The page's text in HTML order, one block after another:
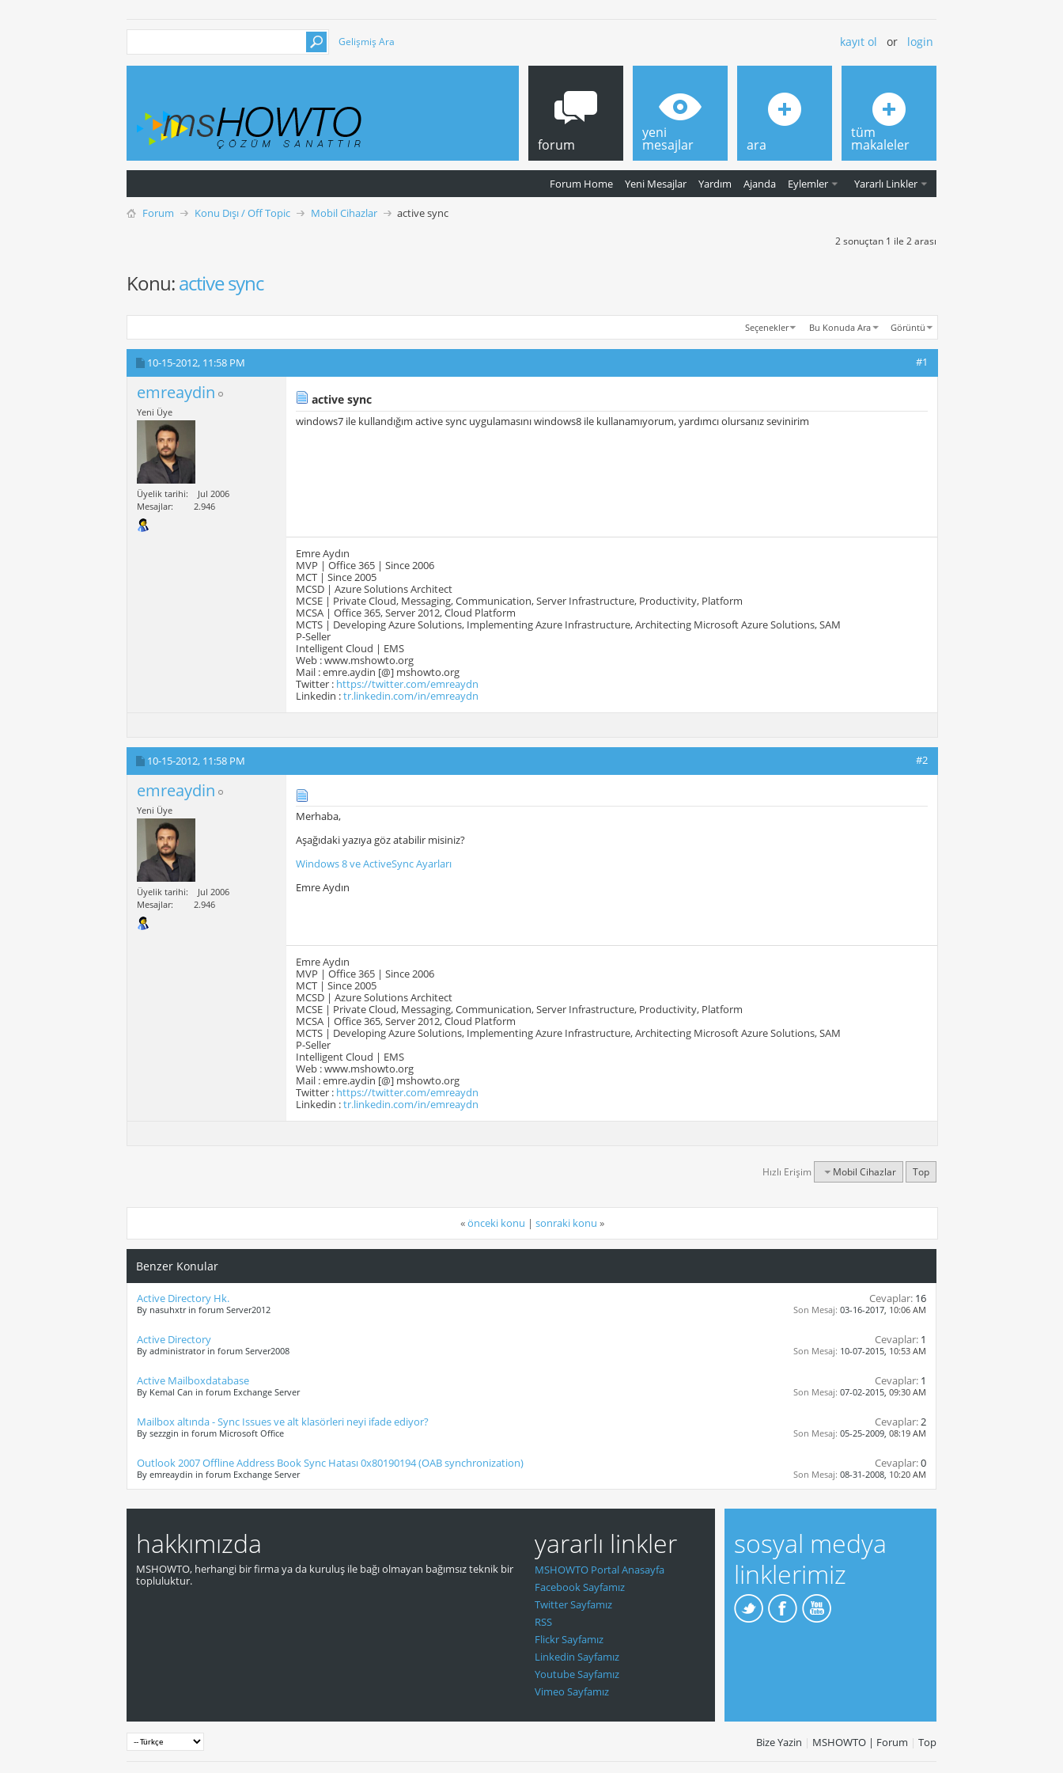
Gelişmiş Ara kayıt ol or login
forum
Forum Home Yeni Mesajlar Yardım Ajanda Eylemler Yararlı Linkler
yeni
mesajlar ara
tüm
makaleler
Forum Konu Dışı / Off Topic Mobil Cihazlar active sync
2 sonuçtan 1 ile 2 arası
Konu:active sync
Seçenekler Bu Konuda Ara Görüntü
10-15-2012, 11:58 PM #1
emreaydin
Yeni Üye
Üyelik tarihi
Jul 2006
Mesajlar
2.946
active sync
windows7 ile kullandığım active sync uygulamasını windows8 ile kullanamıyorum, yardımcı olursanız sevinirim
Emre Aydın
MVP | Office 365 | Since 2006
MCT | Since 2005
MCSD | Azure Solutions Architect
MCSE | Private Cloud, Messaging, Communication, Server Infrastructure, Productivity, Platform
MCSA | Office 365, Server 2012, Cloud Platform
MCTS | Developing Azure Solutions, Implementing Azure Infrastructure, Architecting Microsoft Azure Solutions, SAM
P-Seller
Intelligent Cloud | EMS
Web : www.mshowto.org
Mail : emre.aydin [@] mshowto.org
Twitter : https://twitter.com/emreaydn
Linkedin :tr.linkedin.com/in/emreaydn
10-15-2012, 11:58 PM #2
emreaydin
Yeni Üye
Üyelik tarihi
Jul 2006
Mesajlar
2.946
Merhaba,
Aşağıdaki yazıya göz atabilir misiniz?
Windows 8 ve ActiveSync Ayarları
Emre Aydın
Emre Aydın
MVP | Office 365 | Since 2006
MCT | Since 2005
MCSD | Azure Solutions Architect
MCSE | Private Cloud, Messaging, Communication, Server Infrastructure, Productivity, Platform
MCSA | Office 365, Server 2012, Cloud Platform
MCTS | Developing Azure Solutions, Implementing Azure Infrastructure, Architecting Microsoft Azure Solutions, SAM
P-Seller
Intelligent Cloud | EMS
Web : www.mshowto.org
Mail : emre.aydin [@] mshowto.org
Twitter : https://twitter.com/emreaydn
Linkedin :tr.linkedin.com/in/emreaydn
Hızlı Erişim Mobil Cihazlar Top
«önceki konu | sonraki konu »
Benzer Konular
Active Directory Hk.
By nasuhxtr in forum Server2012
Cevaplar: 16
Son Mesaj: 03-16-2017, 10:06 AM
Active Directory
By administrator in forum Server2008
Cevaplar: 1
Son Mesaj: 10-07-2015, 10:53 AM
Active Mailboxdatabase
By Kemal Can in forum Exchange Server
Cevaplar: 1
Son Mesaj: 07-02-2015, 09:30 AM
Mailbox altında - Sync Issues ve alt klasörleri neyi ifade ediyor?
By sezzgin in forum Microsoft Office
Cevaplar:2
Son Mesaj: 05-25-2009, 08:19 AM
Outlook 2007 Offline Address Book Sync Hatası 0x80190194 (OAB synchronization)
By emreaydin in forum Exchange Server
Cevaplar:0
Son Mesaj: 08-31-2008, 10:20 AM
hakkımızda
MSHOWTO, herhangi bir firma ya da kuruluş ile bağı olmayan bağımsız teknik bir
topluluktur.
yararlı linkler
MSHOWTO Portal Anasayfa
Facebook Sayfamız
Twitter Sayfamız
RSS
Flickr Sayfamız
Linkedin Sayfamız
Youtube Sayfamız
Vimeo Sayfamız
sosyal medya
linklerimiz
Bize Yazin | MSHOWTO | Forum | Top